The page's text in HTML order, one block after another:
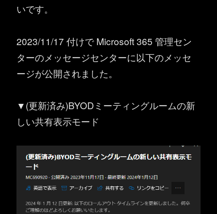
いです。
2023/11/17 付けで Microsoft 365 管理セン
ターのメッセージセンターに以下のメッセ
ージが公開されました。
▼(更新済み)BYODミーティングルームの新
しい共有表示モード